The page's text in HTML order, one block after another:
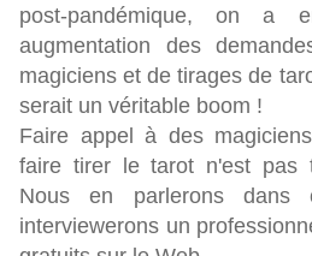
post-pandémique, on a
augmentation des
magiciens et de tirages de
serait un véritable boom !
Faire appel à des
faire tirer le tarot n'est pas
Nous en parlerons
interviewerons un